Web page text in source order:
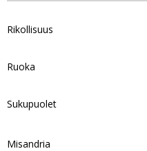
Rikollisuus
Ruoka
Sukupuolet
Misandria